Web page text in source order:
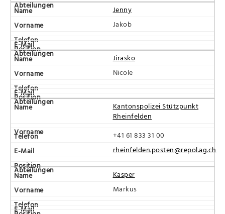
Jenny
Jakob
Jirasko
Nicole
Kantonspolizei Stützpunkt
Rheinfelden
+41 61 833 31 00
rheinfelden.posten@repol.ag.ch
Kasper
Markus